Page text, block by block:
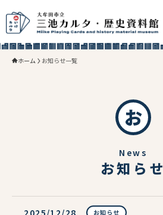
ホーム お知らせ一覧
お
News
お知らせ
2025/12/28 お知らせ